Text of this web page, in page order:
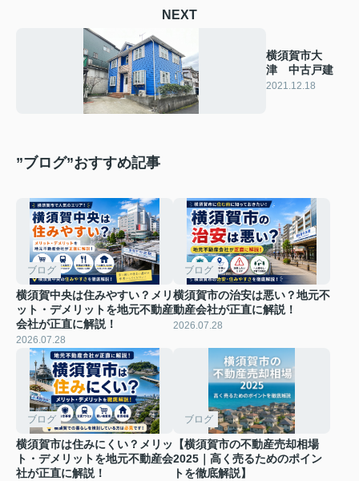
NEXT
横須賀市大
津 中古戸建
2021.12.18
”ブログ”おすすめ記事
ブログ
横須賀中央は住みやすい？メリ
ット・デメリットを地元不動産
会社が正直に解説！
2026.07.28
ブログ
横須賀市の治安は悪い？地元不
動産会社が正直に解説！
2026.07.28
ブログ
横須賀市は住みにくい？メリッ
ト・デメリットを地元不動産会
社が正直に解説！
ブログ
【横須賀市の不動産売却相場
2025｜高く売るためのポイン
トを徹底解説】